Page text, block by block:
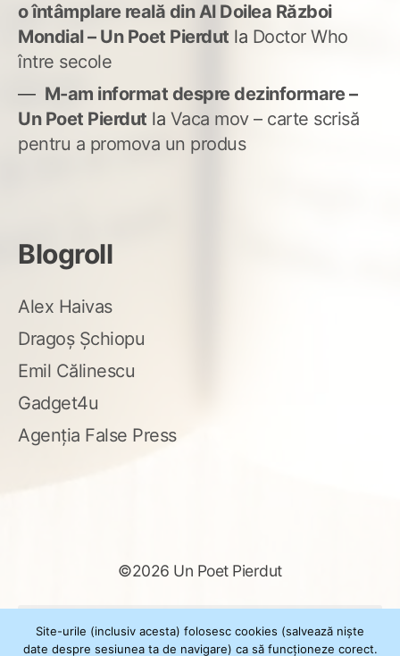
o întâmplare reală din Al Doilea Război
Mondial – Un Poet Pierdut la Doctor Who
între secole
M-am informat despre dezinformare –
Un Poet Pierdut la Vaca mov – carte scrisă
pentru a promova un produs
Blogroll
Alex Haivas
Dragoș Șchiopu
Emil Călinescu
Gadget4u
Agenția False Press
©2026 Un Poet Pierdut
după:
Site-urile (inclusiv acesta) folosesc cookies (salvează niște
date despre sesiunea ta de navigare) ca să funcționeze corect.